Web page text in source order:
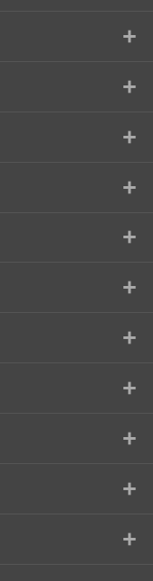
+
+
+
+
+
+
+
+
+
+
+